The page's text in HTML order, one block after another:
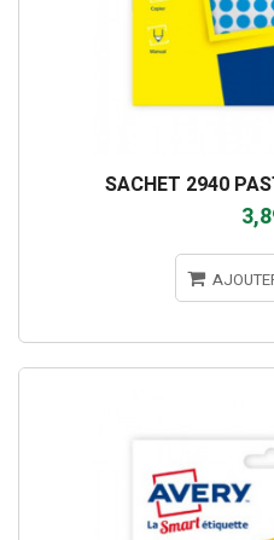
SACHET 2940